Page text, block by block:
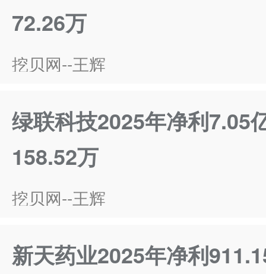
72.26万
挖贝网--王辉
绿联科技2025年净利7.05
158.52万
挖贝网--王辉
新天药业2025年净利